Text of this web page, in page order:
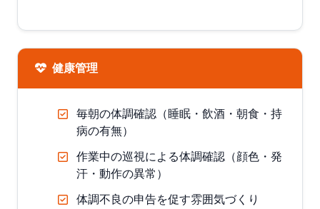
健康管理
毎朝の体調確認（睡眠・飲酒・朝食・持
病の有無）
作業中の巡視による体調確認（顔色・発
汗・動作の異常）
体調不良の申告を促す雰囲気づくり